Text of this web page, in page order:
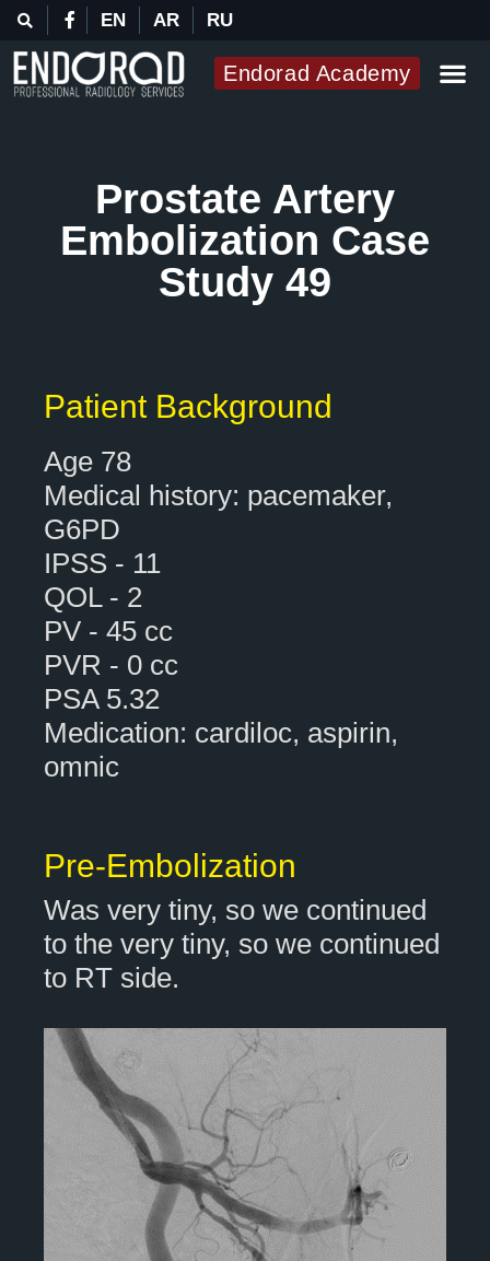
RU
AR
EN
Endorad Academy
Prostate Artery
Embolization Case
Study 49
Patient Background
Age 78
Medical history: pacemaker,
G6PD
IPSS - 11
QOL - 2
PV - 45 cc
PVR - 0 cc
PSA 5.32
Medication: cardiloc, aspirin,
omnic
Pre-Embolization
Was very tiny, so we continued
to the very tiny, so we continued
to RT side.